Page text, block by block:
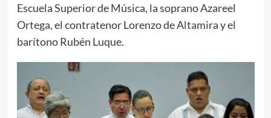
Escuela Superior de Música, la soprano Azareel
Ortega, el contratenor Lorenzo de Altamira y el
barítono Rubén Luque.